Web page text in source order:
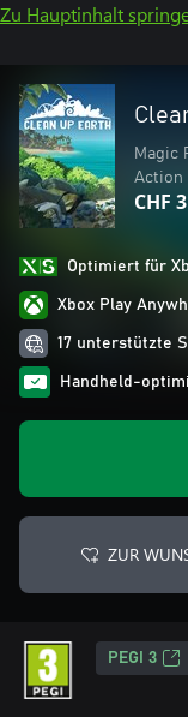
Zu Hauptinhalt
Magic
Action
CHF
Optimiert für
Xbox Play
17 unterstützte
Handheld-
ZUR
PEGI 3